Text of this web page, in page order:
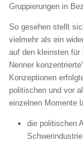
Gruppierungen in
So gesehen stellt
vielmehr als ein
auf den kleinsten
Nenner
Konzeptionen
politischen und vor
einzelnen Momente
die politischen